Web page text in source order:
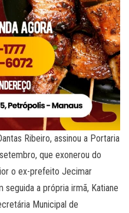
Ribeiro, assinou a Portaria
que exonerou do
o ex-prefeito Jecimar
seguida a própria irmã, Katiane
Municipal de